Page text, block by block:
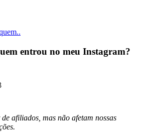
entrou no meu Instagram?
afiliados, mas não afetam nossas